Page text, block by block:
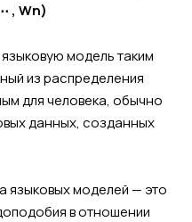
, Wn)
модель таким
из распределения
для человека, обычно
данных, созданных
языковых моделей — это
в отношении